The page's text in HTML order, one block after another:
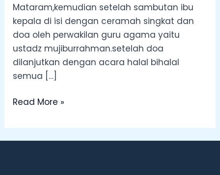
Mataram,kemudian setelah sambutan ibu
kepala di isi dengan ceramah singkat dan
doa oleh perwakilan guru agama yaitu
ustadz mujiburrahman.setelah doa
dilanjutkan dengan acara halal bihalal
semua […]
Read More »